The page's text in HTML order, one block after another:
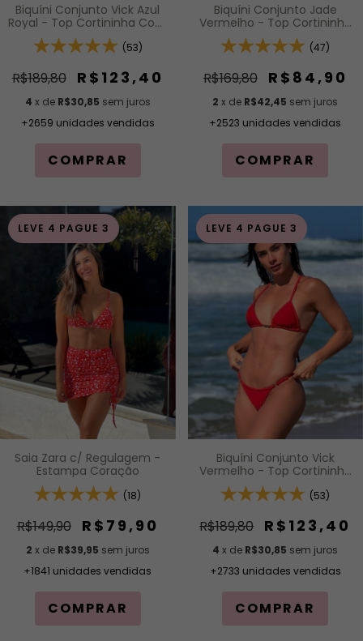
Biquíni Conjunto Vick Azul
Royal - Top Cortininha Com
Calcinha Modelagem Fio De
Regulagem Na Lateral
(53)
R$189,80 R$123,40
4 x de R$30,85 sem juros
+2659 unidades vendidas
COMPRAR
Biquíni Conjunto Jade
Vermelho - Top Cortininha
Fixa com Acabamento em
Viés e Bojo Removível e
(Modelagem Para
Bronzeado)
(47)
R$169,80 R$84,90
2 x de R$42,45 sem juros
+2523 unidades vendidas
COMPRAR
LEVE 4 PAGUE 3
Saia Zara c/ Regulagem -
Estampa Coração
(18)
R$149,90 R$79,90
2 x de R$39,95 sem juros
+1841 unidades vendidas
COMPRAR
LEVE 4 PAGUE 3
Biquíni Conjunto Vick
Vermelho - Top Cortininha
Com Calcinha Modelagem
Fio De Regulagem Na
(53)
R$189,80 R$123,40
4 x de R$30,85 sem juros
+2733 unidades vendidas
COMPRAR